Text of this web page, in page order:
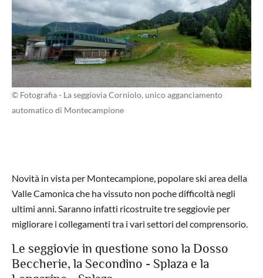
© Fotografia - La seggiovia Corniolo, unico agganciamento
automatico di Montecampione
Novità in vista per Montecampione, popolare ski area della
Valle Camonica che ha vissuto non poche difficoltà negli
ultimi anni. Saranno infatti ricostruite tre seggiovie per
migliorare i collegamenti tra i vari settori del comprensorio.
Le seggiovie in questione sono la Dosso
Beccherie, la Secondino - Splaza e la